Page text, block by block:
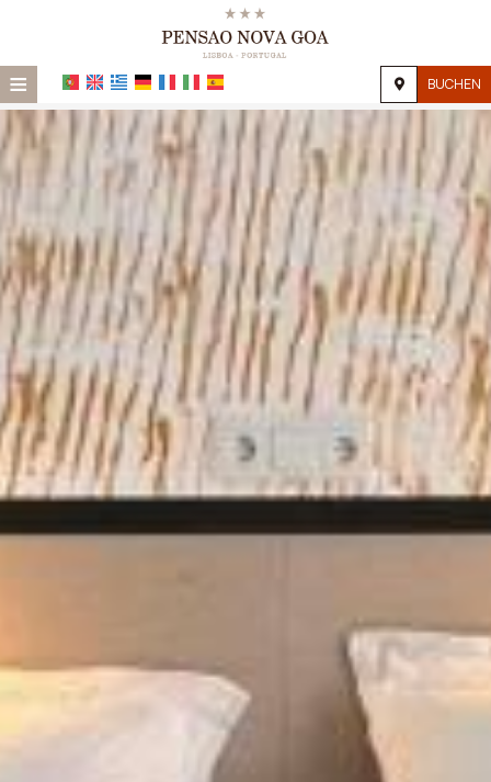
≡ BUCHEN
Startseite
Lage
Unterkunft
Einrichtungen
Galerie
Nachfrage
Kontakt